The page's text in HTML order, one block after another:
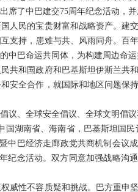
了中巴建交75周年纪念活动，并
人民的宝贵财富和战略资产。建
支持，患难与共、风雨同舟。百
巴命运共同体，为构建周边命运
共和国政府和巴基斯坦伊斯兰共
安全合作，就国际和地区问题保
议、全球安全倡议、全球文明倡议
湖南省、海南省，巴基斯坦国民
中巴经济走廊政党共商机制会议
纪念活动。双方同意加强战略沟
威性不容质疑和挑战。巴方重申